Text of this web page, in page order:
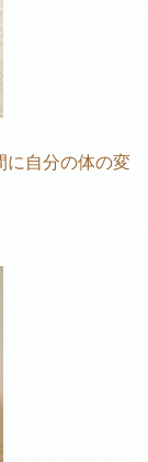
に自分の体の変